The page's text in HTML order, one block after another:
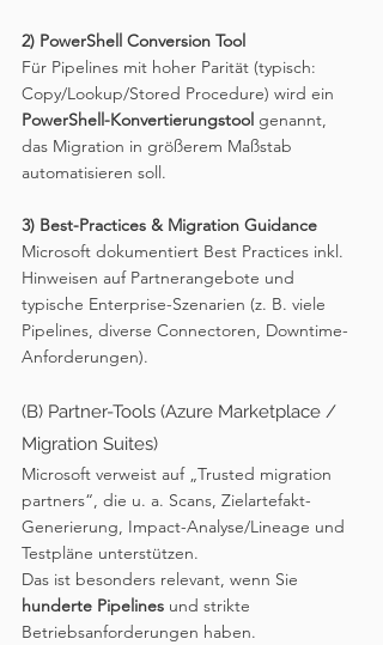
2) PowerShell Conversion Tool
Für Pipelines mit hoher Parität (typisch:
Copy/Lookup/Stored Procedure) wird ein
PowerShell-Konvertierungstool genannt,
das Migration in größerem Maßstab
automatisieren soll.
3) Best-Practices & Migration Guidance
Microsoft dokumentiert Best Practices inkl.
Hinweisen auf Partnerangebote und
typische Enterprise-Szenarien (z. B. viele
Pipelines, diverse Connectoren, Downtime-
Anforderungen).
(B) Partner-Tools (Azure Marketplace /
Migration Suites)
Microsoft verweist auf „Trusted migration
partners“, die u. a. Scans, Zielartefakt-
Generierung, Impact-Analyse/Lineage und
Testpläne unterstützen.
Das ist besonders relevant, wenn Sie
hunderte Pipelines und strikte
Betriebsanforderungen haben.